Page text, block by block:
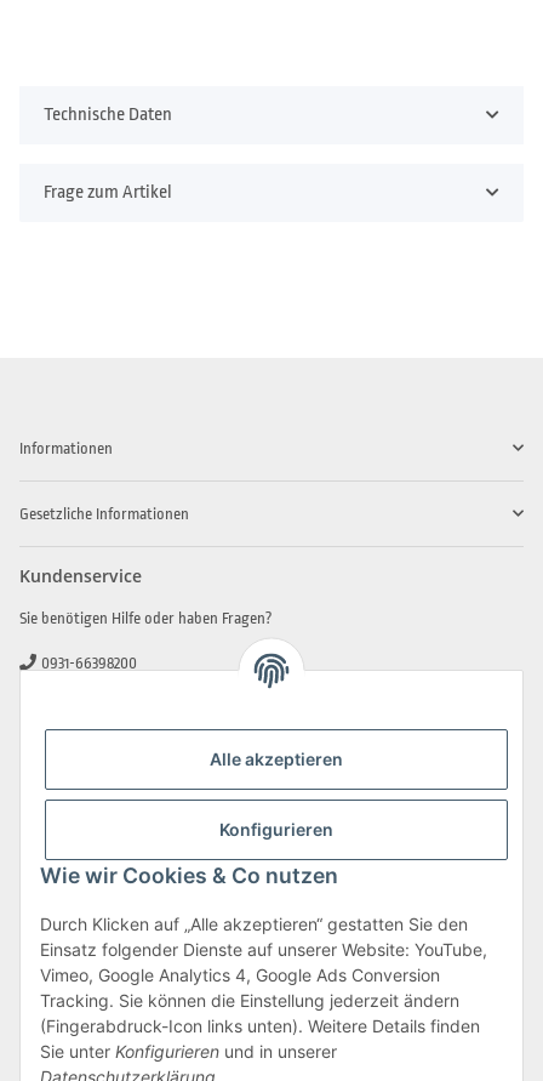
Alle akzeptieren
Konfigurieren
Wie wir Cookies & Co nutzen
Durch Klicken auf „Alle akzeptieren“ gestatten Sie den
Einsatz folgender Dienste auf unserer Website: YouTube,
Vimeo, Google Analytics 4, Google Ads Conversion
Tracking. Sie können die Einstellung jederzeit ändern
(Fingerabdruck-Icon links unten). Weitere Details finden
Sie unter Konfigurieren und in unserer
Datenschutzerklärung
Technische Daten
Frage zum Artikel
Informationen
Gesetzliche Informationen
Kundenservice
Sie benötigen Hilfe oder haben Fragen?
0931-66398200
info@beamerlampe-guenstiger.de
Sicher Einkaufen